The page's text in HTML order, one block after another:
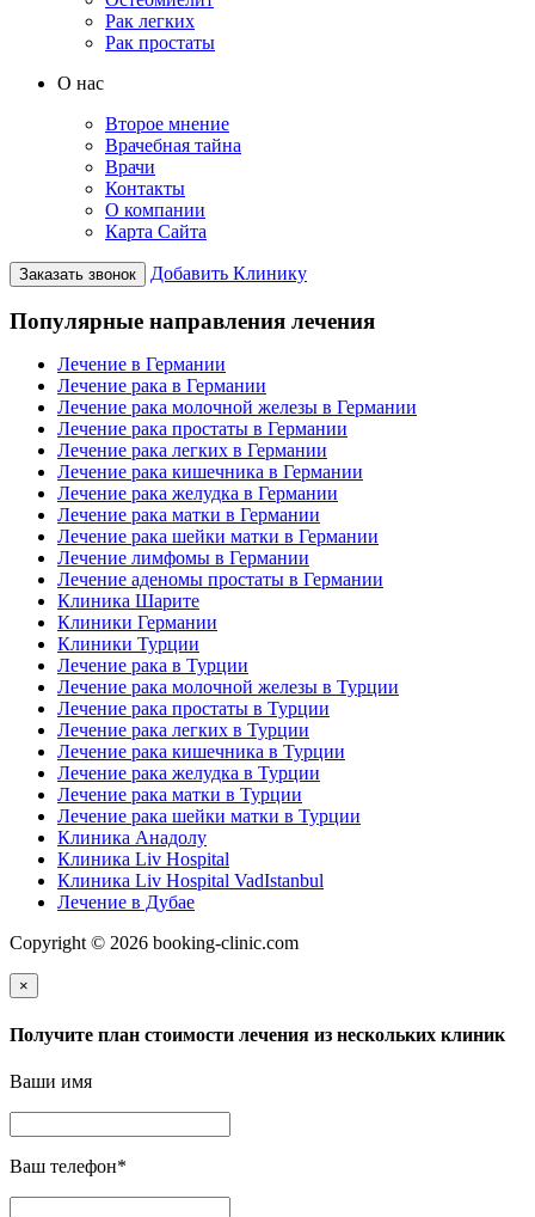
Рак легких
Рак простаты
О нас
Второе мнение
Врачебная тайна
Врачи
Контакты
О компании
Карта Сайта
Заказать звонок Добавить Клинику
Популярные направления лечения
Лечение в Германии
Лечение рака в Германии
Лечение рака молочной железы в Германии
Лечение рака простаты в Германии
Лечение рака легких в Германии
Лечение рака кишечника в Германии
Лечение рака желудка в Германии
Лечение рака матки в Германии
Лечение рака шейки матки в Германии
Лечение лимфомы в Германии
Лечение аденомы простаты в Германии
Клиника Шарите
Клиники Германии
Клиники Турции
Лечение рака в Турции
Лечение рака молочной железы в Турции
Лечение рака простаты в Турции
Лечение рака легких в Турции
Лечение рака кишечника в Турции
Лечение рака желудка в Турции
Лечение рака матки в Турции
Лечение рака шейки матки в Турции
Клиника Анадолу
Клиника Liv Hospital
Клиника Liv Hospital VadIstanbul
Лечение в Дубае
Copyright © 2026 booking-clinic.com
×
Получите план стоимости лечения из нескольких клиник
Ваши имя
Ваш телефон*